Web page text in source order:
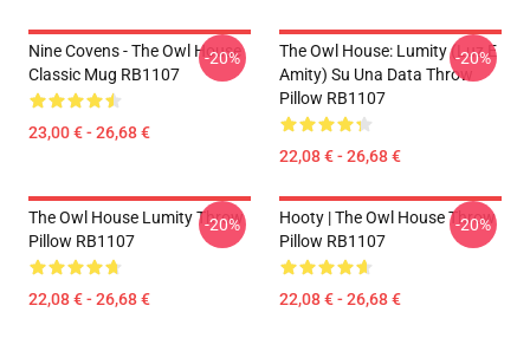
Nine Covens - The Owl House
Classic Mug RB1107
23,00 € - 26,68 €
-20%
The Owl House: Lumity (Luz E
Amity) Su Una Data Throw
Pillow RB1107
22,08 € - 26,68 €
-20%
The Owl House Lumity Throw
Pillow RB1107
22,08 € - 26,68 €
-20%
Hooty | The Owl House Throw
Pillow RB1107
22,08 € - 26,68 €
-20%